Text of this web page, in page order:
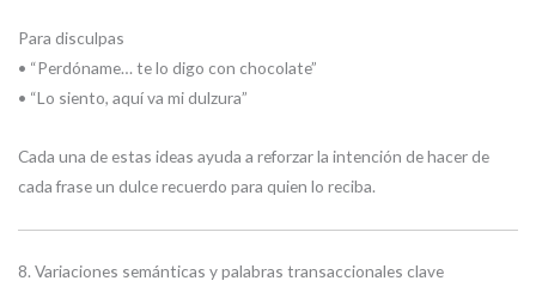
Para disculpas
• “Perdóname… te lo digo con chocolate”
• “Lo siento, aquí va mi dulzura”
Cada una de estas ideas ayuda a reforzar la intención de hacer de
cada frase un dulce recuerdo para quien lo reciba.
8. Variaciones semánticas y palabras transaccionales clave